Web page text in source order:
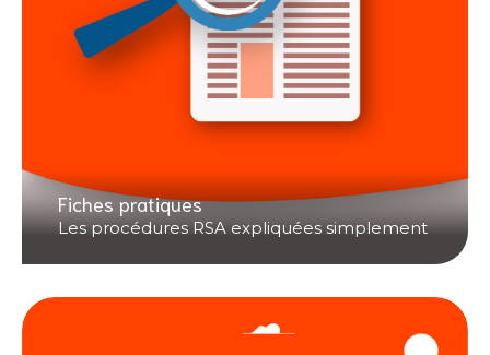
Fiches pratiques
Les procédures RSA expliquées simplement